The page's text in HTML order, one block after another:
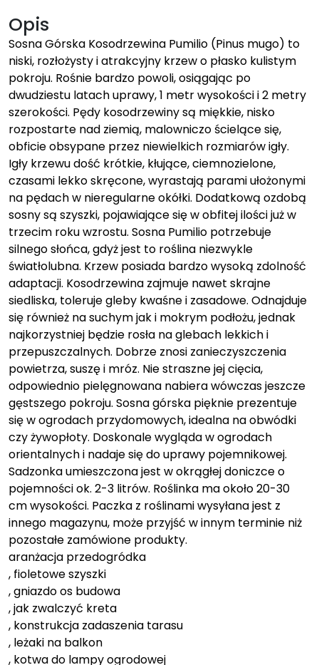
Opis
Sosna Górska Kosodrzewina Pumilio (Pinus mugo) to
niski, rozłożysty i atrakcyjny krzew o płasko kulistym
pokroju. Rośnie bardzo powoli, osiągając po
dwudziestu latach uprawy, 1 metr wysokości i 2 metry
szerokości. Pędy kosodrzewiny są miękkie, nisko
rozpostarte nad ziemią, malowniczo ścielące się,
obficie obsypane przez niewielkich rozmiarów igły.
Igły krzewu dość krótkie, kłujące, ciemnozielone,
czasami lekko skręcone, wyrastają parami ułożonymi
na pędach w nieregularne okółki. Dodatkową ozdobą
sosny są szyszki, pojawiające się w obfitej ilości już w
trzecim roku wzrostu. Sosna Pumilio potrzebuje
silnego słońca, gdyż jest to roślina niezwykle
światłolubna. Krzew posiada bardzo wysoką zdolność
adaptacji. Kosodrzewina zajmuje nawet skrajne
siedliska, toleruje gleby kwaśne i zasadowe. Odnajduje
się również na suchym jak i mokrym podłożu, jednak
najkorzystniej będzie rosła na glebach lekkich i
przepuszczalnych. Dobrze znosi zanieczyszczenia
powietrza, suszę i mróz. Nie straszne jej cięcia,
odpowiednio pielęgnowana nabiera wówczas jeszcze
gęstszego pokroju. Sosna górska pięknie prezentuje
się w ogrodach przydomowych, idealna na obwódki
czy żywopłoty. Doskonale wygląda w ogrodach
orientalnych i nadaje się do uprawy pojemnikowej.
Sadzonka umieszczona jest w okrągłej doniczce o
pojemności ok. 2-3 litrów. Roślinka ma około 20-30
cm wysokości. Paczka z roślinami wysyłana jest z
innego magazynu, może przyjść w innym terminie niż
pozostałe zamówione produkty.
aranżacja przedogródka
, fioletowe szyszki
, gniazdo os budowa
, jak zwalczyć kreta
, konstrukcja zadaszenia tarasu
, leżaki na balkon
, kotwa do lampy ogrodowej